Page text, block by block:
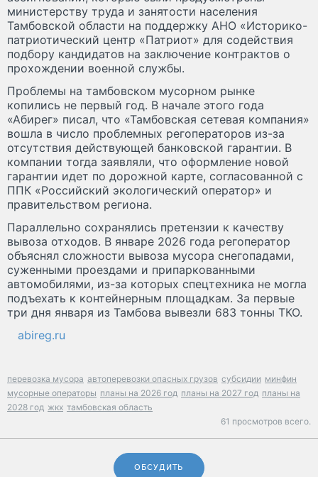
министерству труда и занятости населения
Тамбовской области на поддержку АНО «Историко-
патриотический центр «Патриот» для содействия
подбору кандидатов на заключение контрактов о
прохождении военной службы.
Проблемы на тамбовском мусорном рынке
копились не первый год. В начале этого года
«Абирег» писал, что «Тамбовская сетевая компания»
вошла в число проблемных регоператоров из-за
отсутствия действующей банковской гарантии. В
компании тогда заявляли, что оформление новой
гарантии идет по дорожной карте, согласованной с
ППК «Российский экологический оператор» и
правительством региона.
Параллельно сохранялись претензии к качеству
вывоза отходов. В январе 2026 года регоператор
объяснял сложности вывоза мусора снегопадами,
суженными проездами и припаркованными
автомобилями, из-за которых спецтехника не могла
подъехать к контейнерным площадкам. За первые
три дня января из Тамбова вывезли 683 тонны ТКО.
abireg.ru
перевозка мусора автоперевозки опасных грузов субсидии минфин
мусорные операторы планы на 2026 год планы на 2027 год планы на
2028 год жкх тамбовская область
61 просмотров всего.
ОБСУДИТЬ